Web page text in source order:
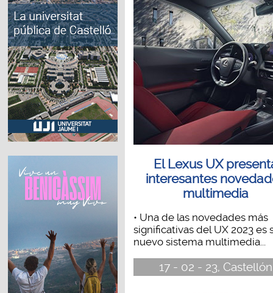
El Lexus UX
interesantes
multimedia
• Una de las novedades más
significativas del UX 2023 es
nuevo sistema multimedia...
17 - 02 - 23, Castellón